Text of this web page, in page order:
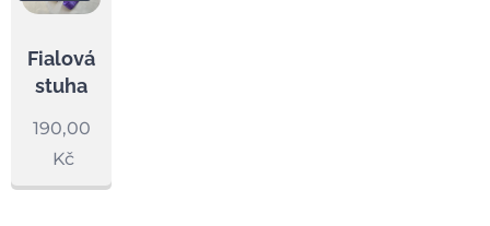
Fialová
stuha
190,00
Kč